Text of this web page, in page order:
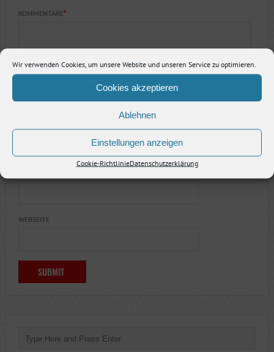
Wir verwenden Cookies, um unsere Website und unseren Service zu optimieren.
Cookies akzeptieren
Ablehnen
Einstellungen anzeigen
Cookie-RichtlinieDatenschutzerklärung
KOMMENTARE*
WEBSEITE